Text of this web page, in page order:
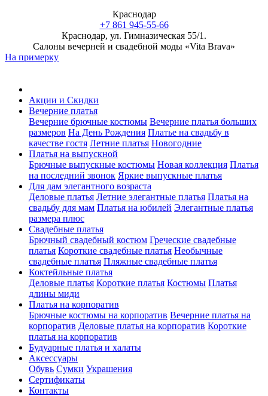
Краснодар
+7 861 945-55-66
Краснодар, ул. Гимназическая 55/1.
Салоны вечерней и свадебной моды «Vita Brava»
На примерку
Акции и Скидки
Вечерние платья
Вечерние брючные костюмы Вечерние платья больших
размеров На День Рождения Платье на свадьбу в
качестве гостя Летние платья Новогодние
Платья на выпускной
Брючные выпускные костюмы Новая коллекция Платья
на последний звонок Яркие выпускные платья
Для дам элегантного возраста
Деловые платья Летние элегантные платья Платья на
свадьбу для мам Платья на юбилей Элегантные платья
размера плюс
Свадебные платья
Брючный свадебный костюм Греческие свадебные
платья Короткие свадебные платья Необычные
свадебные платья Пляжные свадебные платья
Коктейльные платья
Деловые платья Короткие платья Костюмы Платья
длины миди
Платья на корпоратив
Брючные костюмы на корпоратив Вечерние платья на
корпоратив Деловые платья на корпоратив Короткие
платья на корпоратив
Будуарные платья и халаты
Аксессуары
Обувь Сумки Украшения
Сертификаты
Контакты